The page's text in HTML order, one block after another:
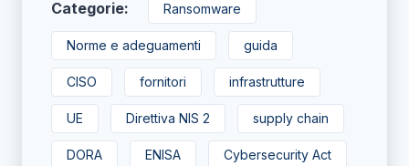
Categorie: Ransomware
Norme e adeguamenti guida
CISO fornitori infrastrutture
UE Direttiva NIS 2 supply chain
DORA ENISA Cybersecurity Act